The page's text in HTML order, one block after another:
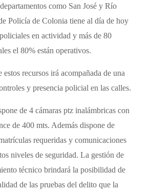
como San José y Río
Policía de Colonia tiene al día de hoy
en actividad y más de 80
el 80% están operativos.
recursos irá acompañada de una
y presencia policial en las calles.
de 4 cámaras ptz inalámbricas con
de 400 mts. Además dispone de
requeridas y comunicaciones
niveles de seguridad. La gestión de
técnico brindará la posibilidad de
de las pruebas del delito que la